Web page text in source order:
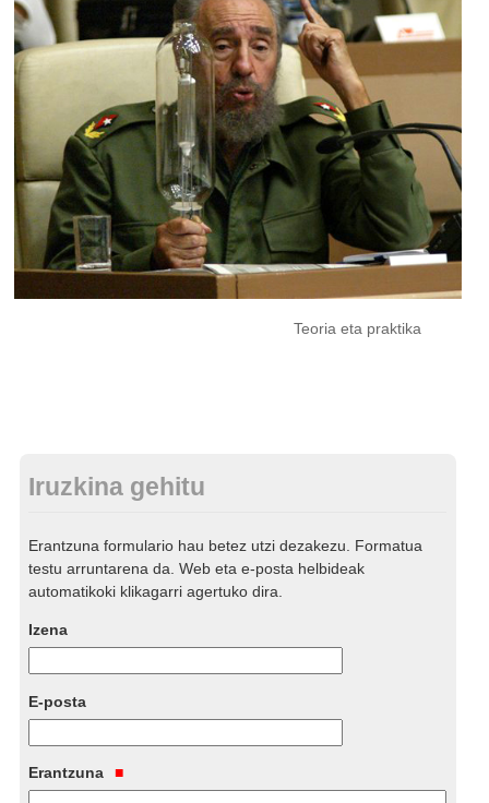
Teoria eta praktika
Iruzkina gehitu
Erantzuna formulario hau betez utzi dezakezu. Formatua
testu arruntarena da. Web eta e-posta helbideak
automatikoki klikagarri agertuko dira.
Izena
E-posta
Erantzuna